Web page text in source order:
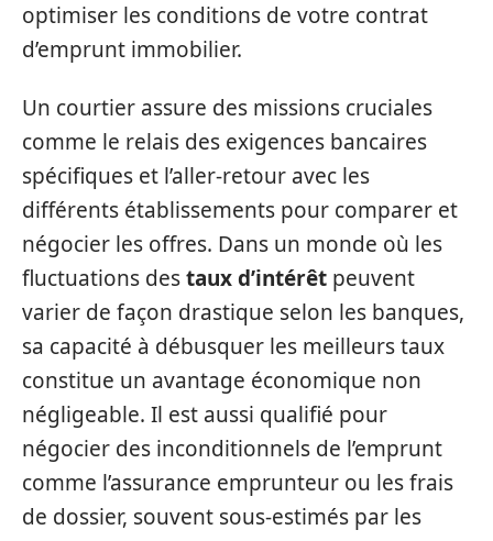
optimiser les conditions de votre contrat
d’emprunt immobilier.
Un courtier assure des missions cruciales
comme le relais des exigences bancaires
spécifiques et l’aller-retour avec les
différents établissements pour comparer et
négocier les offres. Dans un monde où les
fluctuations destaux d’intérêt peuvent
varier de façon drastique selon les banques,
sa capacité à débusquer les meilleurs taux
constitue un avantage économique non
négligeable. Il est aussi qualifié pour
négocier des inconditionnels de l’emprunt
comme l’assurance emprunteur ou les frais
de dossier, souvent sous-estimés par les